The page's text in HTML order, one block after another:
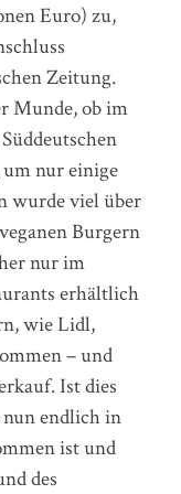
Euro) zu,
Zeitung.
Munde, ob im
nur einige
wurde viel über
Burgern
nur im
erhältlich
wie Lidl,
– und
Ist dies
nun endlich in
ist und
des